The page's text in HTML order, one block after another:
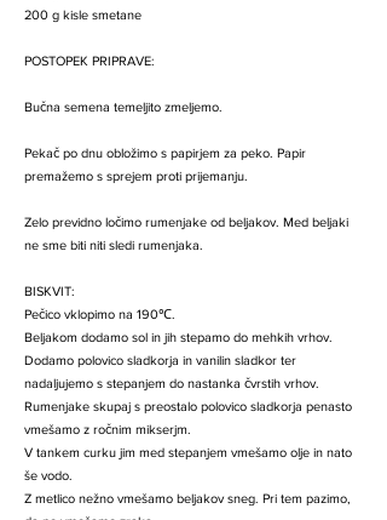
200 g kisle smetane
POSTOPEK PRIPRAVE:
Bučna semena temeljito zmeljemo.
Pekač po dnu obložimo s papirjem za peko. Papir
premažemo s sprejem proti prijemanju.
Zelo previdno ločimo rumenjake od beljakov. Med beljaki
ne sme biti niti sledi rumenjaka.
BISKVIT:
Pečico vklopimo na 190℃.
Beljakom dodamo sol in jih stepamo do mehkih vrhov.
Dodamo polovico sladkorja in vanilin sladkor ter
nadaljujemo s stepanjem do nastanka čvrstih vrhov.
Rumenjake skupaj s preostalo polovico sladkorja penasto
vmešamo z ročnim mikserjm.
V tankem curku jim med stepanjem vmešamo olje in nato
še vodo.
Z metlico nežno vmešamo beljakov sneg. Pri tem pazimo,